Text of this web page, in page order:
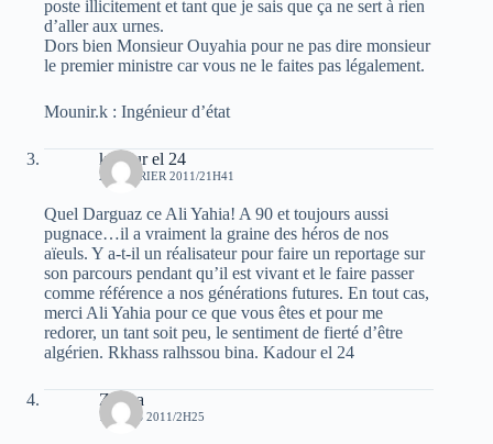
poste illicitement et tant que je sais que ça ne sert à rien
d’aller aux urnes.
Dors bien Monsieur Ouyahia pour ne pas dire monsieur
le premier ministre car vous ne le faites pas légalement.
Mounir.k : Ingénieur d’état
kadour el 24
28 FÉVRIER 2011/21H41
Quel Darguaz ce Ali Yahia! A 90 et toujours aussi
pugnace…il a vraiment la graine des héros de nos
aïeuls. Y a-t-il un réalisateur pour faire un reportage sur
son parcours pendant qu’il est vivant et le faire passer
comme référence a nos générations futures. En tout cas,
merci Ali Yahia pour ce que vous êtes et pour me
redorer, un tant soit peu, le sentiment de fierté d’être
algérien. Rkhass ralhssou bina. Kadour el 24
Zimba
1 MARS 2011/2H25